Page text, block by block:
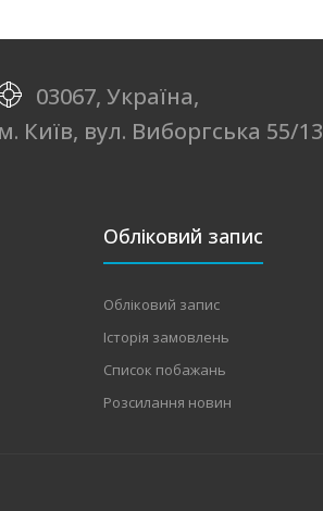
03067, Україна,
м. Київ, вул. Виборгська 55/13
Обліковий запис
Обліковий запис
Історія замовлень
Список побажань
Розсилання новин